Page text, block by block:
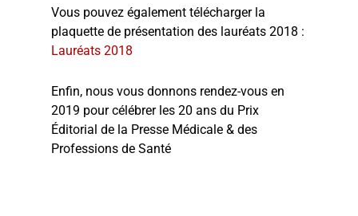
Vous pouvez également télécharger la
plaquette de présentation des lauréats 2018 :
Lauréats 2018
Enfin, nous vous donnons rendez-vous en
2019 pour célébrer les 20 ans du Prix
Éditorial de la Presse Médicale & des
Professions de Santé